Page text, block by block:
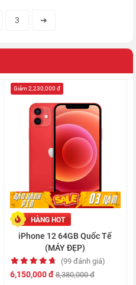
chỉnh cân bằng màu sắc, độ
trong mọi bức ảnh tốt hơn.
còn được tích hợp thêm chế
lớp ánh sáng nhằm tối đa
3 ➔
HÀNG HOT
iPhone 12 64GB Quốc Tế
(MÁY ĐẸP)
(99 đánh giá)
6,150,000 đ 8,380,000 đ
Giảm 2,230,000 đ